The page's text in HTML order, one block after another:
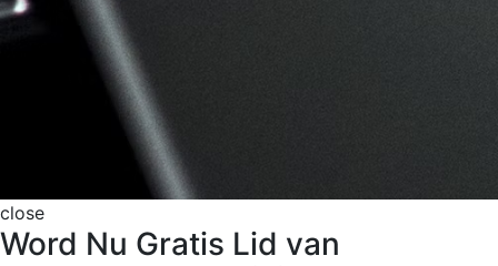
close
Word Nu Gratis Lid van